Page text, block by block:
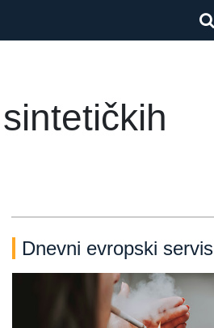
Dnevni evropski servis